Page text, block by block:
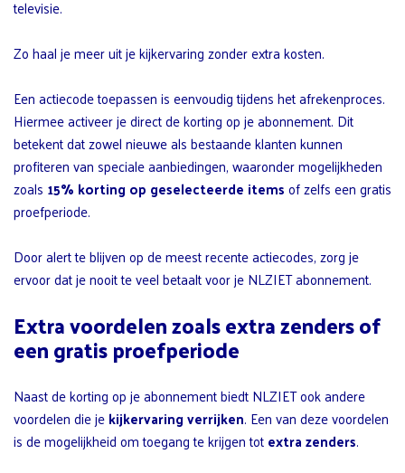
televisie.
Zo haal je meer uit je kijkervaring zonder extra kosten.
Een actiecode toepassen is eenvoudig tijdens het afrekenproces.
Hiermee activeer je direct de korting op je abonnement. Dit
betekent dat zowel nieuwe als bestaande klanten kunnen
profiteren van speciale aanbiedingen, waaronder mogelijkheden
zoals 15% korting op geselecteerde itemsof zelfs een gratis
proefperiode.
Door alert te blijven op de meest recente actiecodes, zorg je
ervoor dat je nooit te veel betaalt voor je NLZIET abonnement.
Extra voordelen zoals extra zenders of
een gratis proefperiode
Naast de korting op je abonnement biedt NLZIET ook andere
voordelen die jekijkervaring verrijken. Een van deze voordelen
is de mogelijkheid om toegang te krijgen totextra zenders.